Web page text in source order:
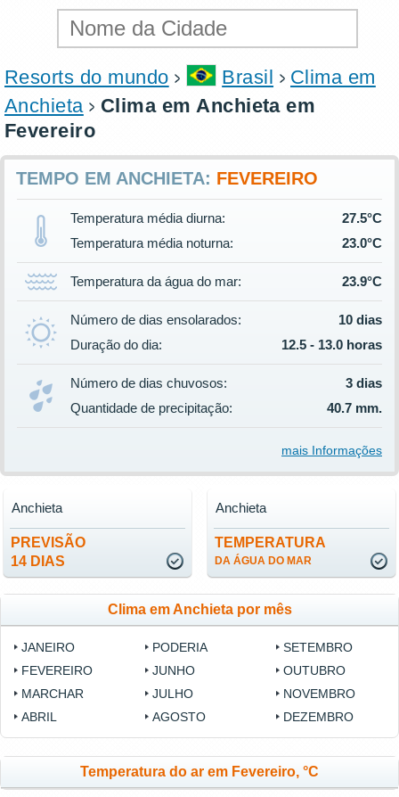
Resorts do mundo Brasil
Clima em
Anchieta
Clima em Anchieta em
Fevereiro
TEMPO EM ANCHIETA: FEVEREIRO
Temperatura média diurna:
27.5°C
Temperatura média noturna:
23.0°C
Temperatura da água do mar: 23.9°C
Número de dias ensolarados:
10 dias
Duração do dia:
12.5 - 13.0 horas
Número de dias chuvosos:
3 dias
Quantidade de precipitação:
40.7 mm.
mais Informações
PREVISÃO
14 DIAS
Anchieta
TEMPERATURA
DA ÁGUA DO MAR
Anchieta
Clima em Anchieta por mês
JANEIRO
FEVEREIRO
MARCHAR
ABRIL
PODERIA
JUNHO
JULHO
AGOSTO
SETEMBRO
OUTUBRO
NOVEMBRO
DEZEMBRO
Temperatura do ar em Fevereiro, °C